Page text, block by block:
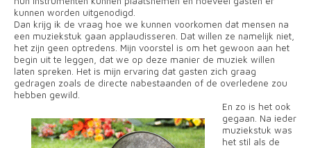
kunnen worden uitgenodigd.
Dan krijg ik de vraag hoe we kunnen voorkomen dat mensen na
een muziekstuk gaan applaudisseren. Dat willen ze namelijk niet,
het zijn geen optredens. Mijn voorstel is om het gewoon aan het
begin uit te leggen, dat we op deze manier de muziek willen
laten spreken. Het is mijn ervaring dat gasten zich graag
gedragen zoals de directe nabestaanden of de overledene zou
hebben gewild.
En zo is het ook
gegaan. Na ieder
muziekstuk was
het stil als de